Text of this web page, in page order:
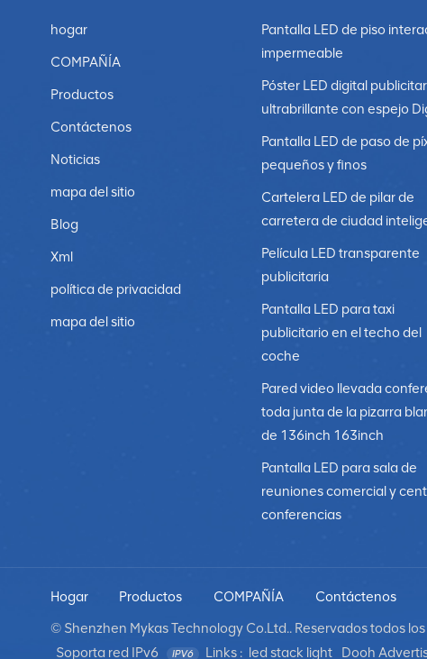
hogar
COMPAÑÍA
Productos
Contáctenos
Noticias
mapa del sitio
Blog
Xml
política de privacidad
mapa del sitio
Pantalla LED de piso
impermeable
Póster LED digital
ultrabrillante con espejo
Pantalla LED de paso de
pequeños y finos
Cartelera LED de pilar de
carretera de ciudad
Película LED transparente
publicitaria
Pantalla LED para taxi
publicitario en el techo del
coche
Pared video llevada
toda junta de la pizarra
de 136inch 163inch
Pantalla LED para sala de
reuniones comercial y
conferencias
Hogar Productos COMPAÑÍA Contáctenos
© Shenzhen Mykas Technology Co.Ltd.. Reservados todos los
Soporta red IPv6
Links : led stack light Dooh